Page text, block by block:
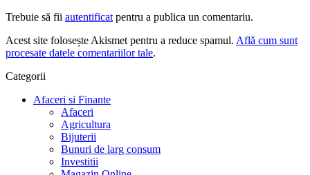
Trebuie să fii autentificat pentru a publica un comentariu.
Acest site folosește Akismet pentru a reduce spamul. Află cum sunt
procesate datele comentariilor tale.
Categorii
Afaceri si Finante
Afaceri
Agricultura
Bijuterii
Bunuri de larg consum
Investitii